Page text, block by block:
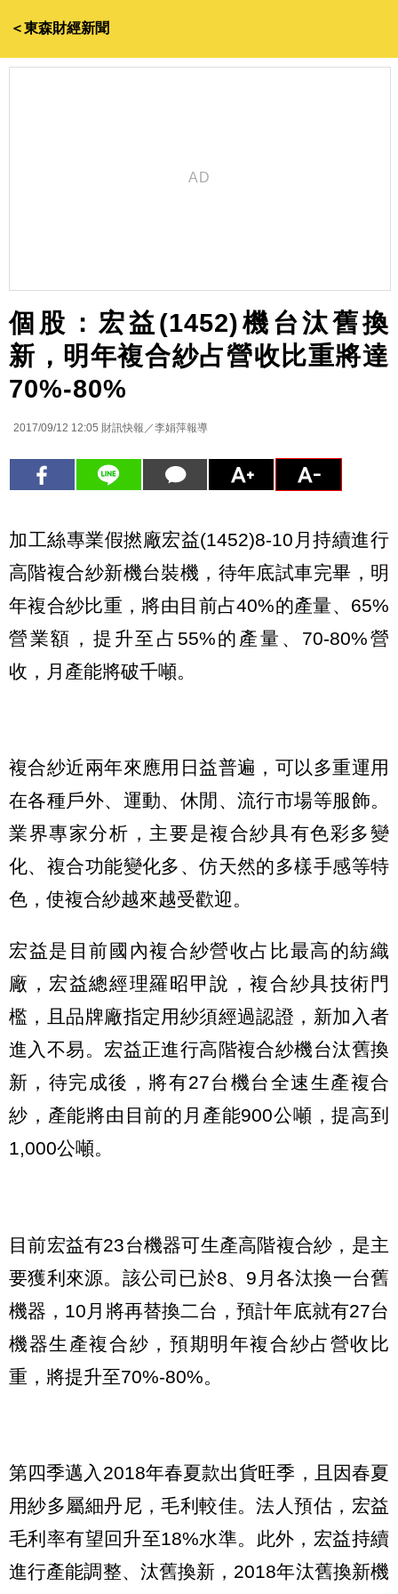
＜東森財經新聞
個股：宏益(1452)機台汰舊換
新，明年複合紗占營收比重將達
70%-80%
2017/09/12 12:05 財訊快報／李娟萍報導
加工絲專業假撚廠宏益(1452)8-10月持續進行
高階複合紗新機台裝機，待年底試車完畢，明
年複合紗比重，將由目前占40%的產量、65%
營業額，提升至占55%的產量、70-80%營
收，月產能將破千噸。
複合紗近兩年來應用日益普遍，可以多重運用
在各種戶外、運動、休閒、流行市場等服飾。
業界專家分析，主要是複合紗具有色彩多變
化、複合功能變化多、仿天然的多樣手感等特
色，使複合紗越來越受歡迎。
宏益是目前國內複合紗營收占比最高的紡織
廠，宏益總經理羅昭甲說，複合紗具技術門
檻，且品牌廠指定用紗須經過認證，新加入者
進入不易。宏益正進行高階複合紗機台汰舊換
新，待完成後，將有27台機台全速生產複合
紗，產能將由目前的月產能900公噸，提高到
1,000公噸。
目前宏益有23台機器可生產高階複合紗，是主
要獲利來源。該公司已於8、9月各汰換一台舊
機器，10月將再替換二台，預計年底就有27台
機器生產複合紗，預期明年複合紗占營收比
重，將提升至70%-80%。
第四季邁入2018年春夏款出貨旺季，且因春夏
用紗多屬細丹尼，毛利較佳。法人預估，宏益
毛利率有望回升至18%水準。此外，宏益持續
進行產能調整、汰舊換新，2018年汰舊換新機